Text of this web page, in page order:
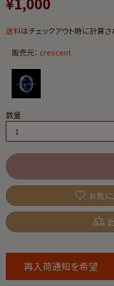
送料はチェックアウト時に計算さ
販売元： crescent
数量
お気に
再入荷通知を希望